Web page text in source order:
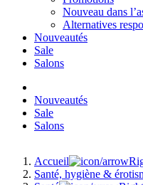
Nouveau dans
Alternatives
Nouveautés
Sale
Salons
Nouveautés
Sale
Salons
Accueil
Santé, hygiène &